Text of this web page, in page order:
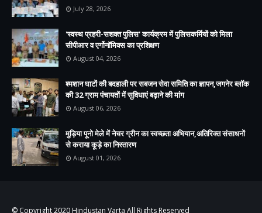
July 28, 2026
'स्वस्थ प्रहरी-सशक्त पुलिस' कार्यक्रम में पुलिसकर्मियों को मिला
सीपीआर व एर्गोनॉमिक्स का प्रशिक्षण
August 04, 2026
श्मशान घाटों की बदहाली पर सबजन सेवा समिति का ज्ञापन,जगनेर ब्लॉक
की 32 ग्राम पंचायतों में सुविधाएं बढ़ाने की मांग
August 06, 2026
मुड़िया पूनो मेले में नेचर ग्रीन का स्वच्छता अभियान,अतिरिक्त संसाधनों
से कराया कूड़े का निस्तारण
August 01, 2026
© Copyright 2020 Hindustan Varta All Rights Reserved